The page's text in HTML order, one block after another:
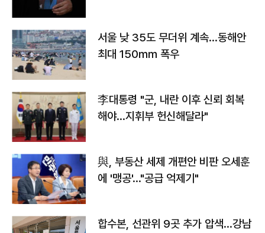
서울 낮 35도 무더위 계속…동해안
최대 150㎜ 폭우
李대통령 "군, 내란 이후 신뢰 회복
해야…지휘부 헌신해달라"
與, 부동산 세제 개편안 비판 오세훈
에 '맹공'…"공급 억제기"
합수본, 선관위 9곳 추가 압색…강남